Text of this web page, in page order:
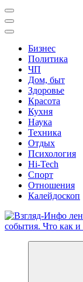
Бизнес
Политика
ЧП
Дом, быт
Здоровье
Красота
Кухня
Наука
Техника
Отдых
Психология
Hi-Tech
Спорт
Отношения
Калейдоскоп
Обо всем и обо